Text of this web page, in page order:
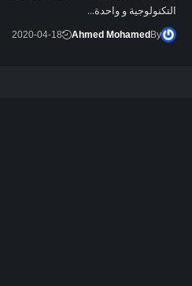
التكنولوجية و واحدة…
By
Ahmed Mohamed
2020-04-18